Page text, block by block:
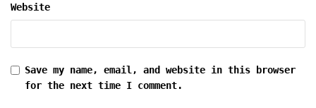
Website
Save my name, email, and website in this browser
for the next time I comment.